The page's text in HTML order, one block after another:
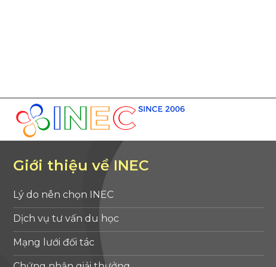
Giới thiệu về INEC
Lý do nên chọn INEC
Dịch vụ tư vấn du học
Mạng lưới đối tác